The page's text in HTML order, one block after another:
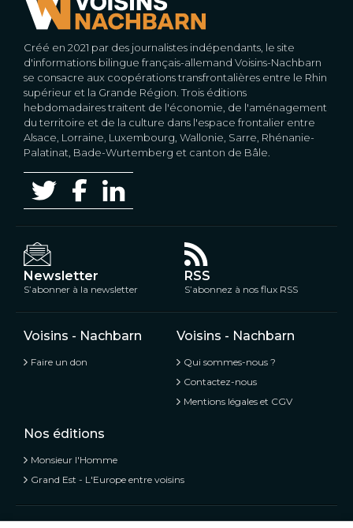
Créé en 2021 par des journalistes indépendants, le site
d'informations bilingue français-allemand Voisins-Nachbarn
se consacre aux coopérations transfrontalières entre le Rhin
supérieur et la Grande Région. Trois éditions
hebdomadaires traitent de l'économie, de l'aménagement
du territoire et de la culture dans l'espace frontalier entre
Alsace, Lorraine, Luxembourg, Wallonie, Sarre, Rhénanie-
Palatinat, Bade-Wurtemberg et canton de Bâle.
Newsletter
S’abonner à la newsletter
RSS
S’abonnez à nos flux RSS
Voisins - Nachbarn
Faire un don
Voisins - Nachbarn
Qui sommes-nous ?
Contactez-nous
Mentions légales et CGV
Nos éditions
Monsieur l'Homme
Grand Est - L'Europe entre voisins